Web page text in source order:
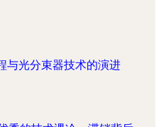
与光分束器技术的演进